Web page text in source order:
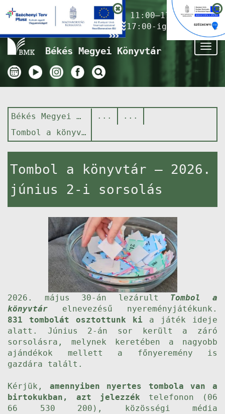
Nyitvatartás ma:11:00–17:00
(Gyermekkönyvtár 17:00-ig)
Békés Megyei Könyvtár
Békés Megyei Könyvtár
Tombol a könyvtár – 2026. június 2-i sorsolás
Tombol a könyvtár – 2026.
június 2-i sorsolás
2026. május 30-án lezárult Tombol a
könyvtár elnevezésű nyereményjátékunk.
831 tombolát osztottunk ki a játék ideje
alatt. Június 2-án sor került a záró
sorsolásra, melynek keretében a nagyobb
ajándékok mellett a főnyeremény is
gazdára talált.
Kérjük, amennyiben nyertes tombola van a
birtokukban, azt jelezzék telefonon (06
66 530 200), közösségi média